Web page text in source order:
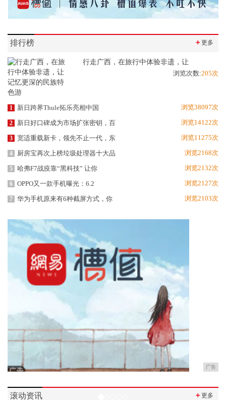
排行榜 ＋更多
行走广西，在旅行中体验非遗，让
浏览次数:205次
1 新日跨界Thule拓乐亮相中国 浏览38097次
2 新日好口碑成为市场扩张密钥，百 浏览14122次
3 宽适重载新卡，领先不止一代，东 浏览11275次
4 厨房宝再次上榜垃圾处理器十大品 浏览2168次
5 哈弗F7战疫靠“黑科技” 让你 浏览2132次
6 OPPO又一款手机曝光：6.2 浏览2127次
7 华为手机原来有6种截屏方式，你 浏览2103次
广告
滚动资讯 ＋更多